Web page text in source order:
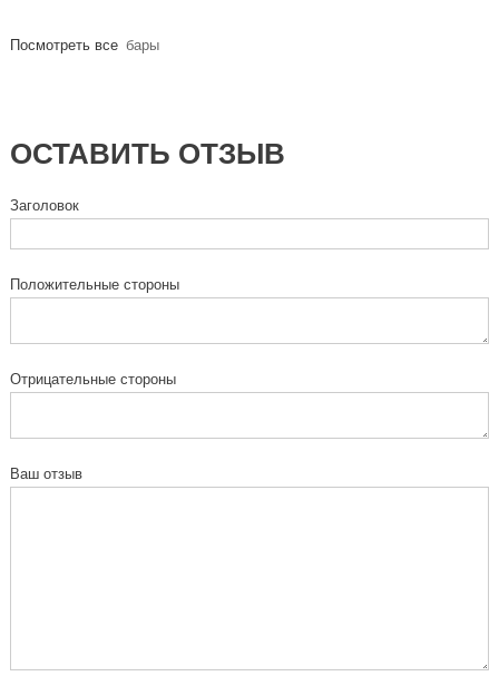
Посмотреть все бары
ОСТАВИТЬ ОТЗЫВ
Заголовок
Положительные стороны
Отрицательные стороны
Ваш отзыв